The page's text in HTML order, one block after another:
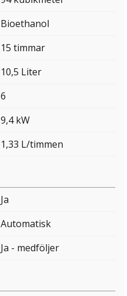
Bioethanol
15 timmar
10,5 Liter
6
9,4 kW
1,33 L/timmen
Ja
Automatisk
Ja - medföljer